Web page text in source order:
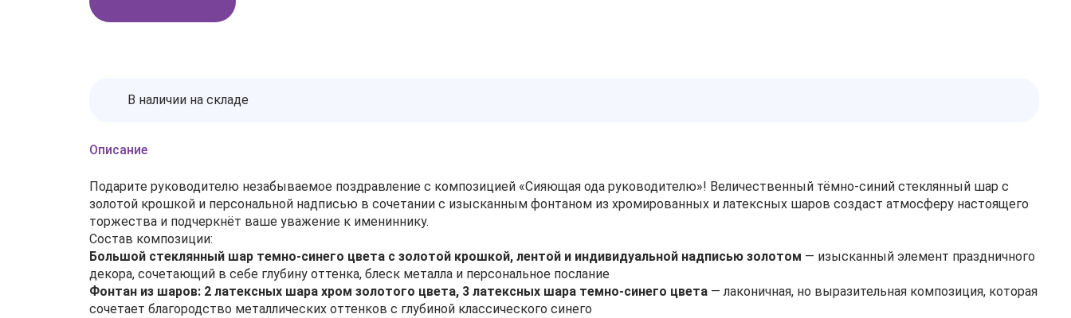
В наличии на складе
Описание
Подарите руководителю незабываемое поздравление с композицией «Сияющая ода руководителю»! Величественный тёмно‑синий стеклянный шар с
золотой крошкой и персональной надписью в сочетании с изысканным фонтаном из хромированных и латексных шаров создаст атмосферу настоящего
торжества и подчеркнёт ваше уважение к имениннику.
Состав композиции:
Большой стеклянный шар темно-синего цвета с золотой крошкой, лентой и индивидуальной надписью золотом — изысканный элемент праздничного
декора, сочетающий в себе глубину оттенка, блеск металла и персональное послание
Фонтан из шаров: 2 латексных шара хром золотого цвета, 3 латексных шара темно-синего цвета — лаконичная, но выразительная композиция, которая
сочетает благородство металлических оттенков с глубиной классического синего